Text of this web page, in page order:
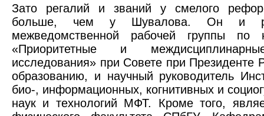
Зато регалий и званий у смелого
больше, чем у Шувалова. Он и
межведомственной рабочей группы по
«Приоритетные и
исследования» при Совете при Президенте
образованию, и научный руководитель
био-, информационных, когнитивных и
наук и технологий МФТ. Кроме того,